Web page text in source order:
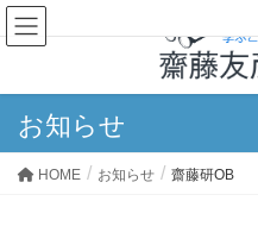
お知らせ
HOME お知らせ 齋藤研OB